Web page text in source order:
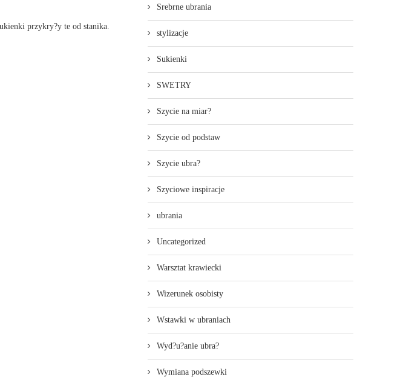
przykry?y te od stanika.
Srebrne ubrania
stylizacje
Sukienki
SWETRY
Szycie na miar?
Szycie od podstaw
Szycie ubra?
Szyciowe inspiracje
ubrania
Uncategorized
Warsztat krawiecki
Wizerunek osobisty
Wstawki w ubraniach
Wyd?u?anie ubra?
Wymiana podszewki